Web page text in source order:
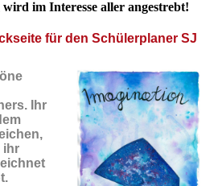
im Interesse aller angestrebt!
für den Schülerplaner SJ
Ihr
ihr